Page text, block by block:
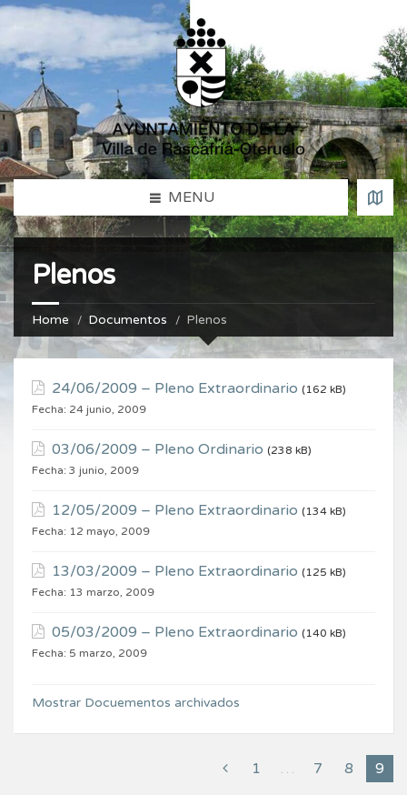
MENU
Plenos
Home Documentos Plenos
24/06/2009 – Pleno Extraordinario (162 kB)
Fecha: 24 junio, 2009
03/06/2009 – Pleno Ordinario (238 kB)
Fecha: 3 junio, 2009
12/05/2009 – Pleno Extraordinario (134 kB)
Fecha: 12 mayo, 2009
13/03/2009 – Pleno Extraordinario (125 kB)
Fecha: 13 marzo, 2009
05/03/2009 – Pleno Extraordinario (140 kB)
Fecha: 5 marzo, 2009
Mostrar Docuementos archivados
1 … 7 8 9